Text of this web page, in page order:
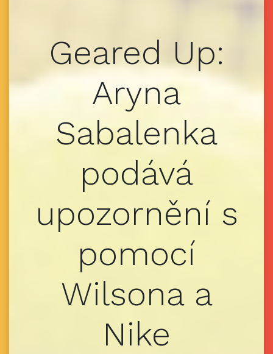
Geared Up:
Aryna
Sabalenka
podává
upozornění s
pomocí
Wilsona a
Nike